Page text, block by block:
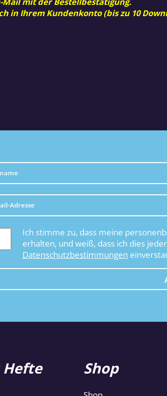
in Ihrem Kundenkonto (bis zu 10
Ich stimme zu, dass meine
erhalten, und weiß, dass ich dies
Datenschutzbestimmungen
Shop